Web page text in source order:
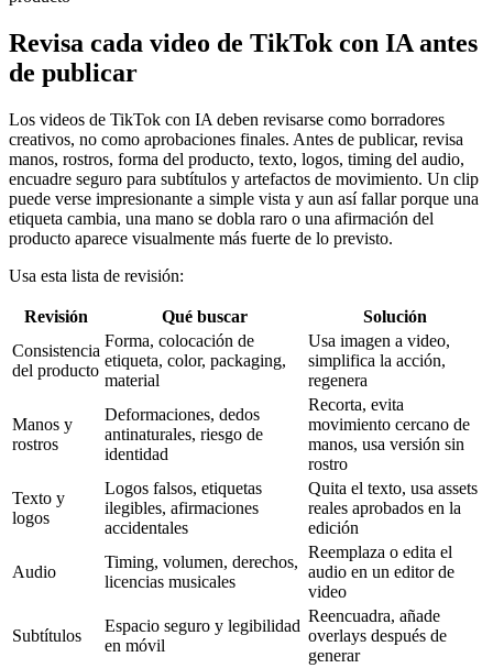
Revisa cada video de TikTok con IA antes
de publicar
Los videos de TikTok con IA deben revisarse como borradores
creativos, no como aprobaciones finales. Antes de publicar, revisa
manos, rostros, forma del producto, texto, logos, timing del audio,
encuadre seguro para subtítulos y artefactos de movimiento. Un clip
puede verse impresionante a simple vista y aun así fallar porque una
etiqueta cambia, una mano se dobla raro o una afirmación del
producto aparece visualmente más fuerte de lo previsto.
Usa esta lista de revisión:
Revisión Qué buscar
Solución
Consistencia
del producto
Forma, colocación de
etiqueta, color, packaging,
material
Usa imagen a video,
simplifica la acción,
regenera
Manos y
rostros
Deformaciones, dedos
antinaturales, riesgo de
identidad
Recorta, evita
movimiento cercano de
manos, usa versión sin
rostro
Texto y
logos
Logos falsos, etiquetas
ilegibles, afirmaciones
accidentales
Quita el texto, usa assets
reales aprobados en la
edición
Audio
Timing, volumen, derechos,
licencias musicales
Reemplaza o edita el
audio en un editor de
video
Subtítulos
Espacio seguro y legibilidad
en móvil
Reencuadra, añade
overlays después de
generar